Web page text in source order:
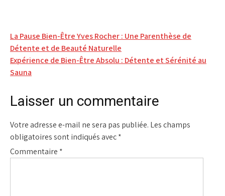
Navigation
de
l’article
La Pause Bien-Être Yves Rocher : Une Parenthèse de
Détente et de Beauté Naturelle
Expérience de Bien-Être Absolu : Détente et Sérénité au
Sauna
Laisser un commentaire
Votre adresse e-mail ne sera pas publiée. Les champs
obligatoires sont indiqués avec*
Commentaire *